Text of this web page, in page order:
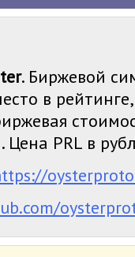
. Биржевой
в
PRL в